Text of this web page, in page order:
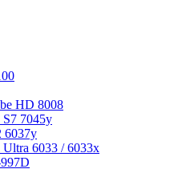
HD 8008
S7 7045y
6037y
6033 / 6033x